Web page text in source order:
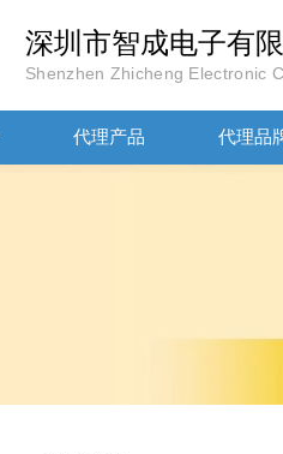
深圳市智成电子有
Shenzhen Zhicheng Electronic
代理产品 代理品